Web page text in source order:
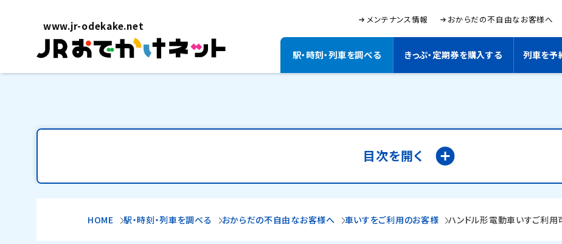
www.jr-odekake.net
メ
駅・時刻・列車を調べる きっぷ・定期券を購入する 列車を予
おからだの不自由なお客様へ
新
ウ
イ
ド
ま
。
メンテナンス情報
内
索
キ
ー
目次を開く
HOME 駅・時刻・列車を調べる おからだの不自由なお客様へ 車いすをご利用のお客様 ハンドル形電動車いすご利